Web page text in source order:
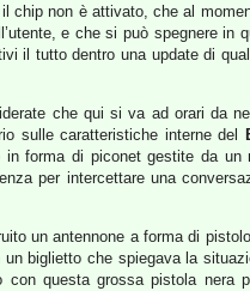
chip non è attivato, che al
e che si può spegnere
il tutto dentro una update di
che qui si va ad orari da
sulle caratteristiche interne del
forma di piconet gestite da
per intercettare una
un antennone a forma di
biglietto che spiegava la
questa grossa pistola nera